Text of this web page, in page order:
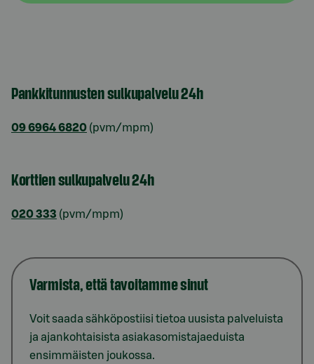
Pankkitunnusten sulkupalvelu 24h
09 6964 6820 (pvm/mpm)
Korttien sulkupalvelu 24h
020 333 (pvm/mpm)
Varmista, että tavoitamme sinut
Voit saada sähköpostiisi tietoa uusista palveluista
ja ajankohtaisista asiakasomistajaeduista
ensimmäisten joukossa.